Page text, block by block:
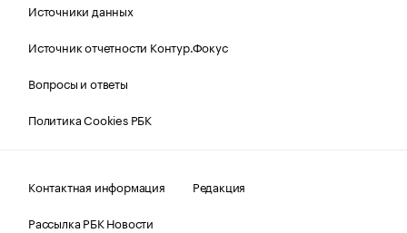
Источники данных
Источник отчетности Контур.Фокус
Вопросы и ответы
Политика Cookies РБК
Контактная информация
Редакция
Рассылка РБК Новости